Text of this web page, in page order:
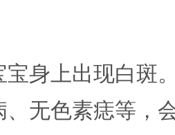
宝身上出现白斑
、无色素痣等，